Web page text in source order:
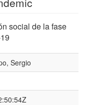
social de la fase
Sergio